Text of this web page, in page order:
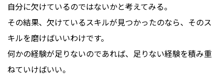
自分に欠けているのではないかと考えてみる。
その結果、欠けているスキルが見つかったのなら、そのス
キルを磨けばいいわけです。
何かの経験が足りないのであれば、足りない経験を積み重
ねていけばいい。